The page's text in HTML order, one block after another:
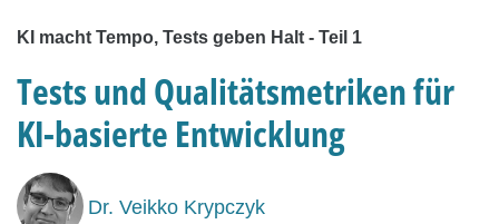
KI macht Tempo, Tests geben Halt - Teil 1
Tests und Qualitätsmetriken für
KI-basierte Entwicklung
Dr. Veikko Krypczyk